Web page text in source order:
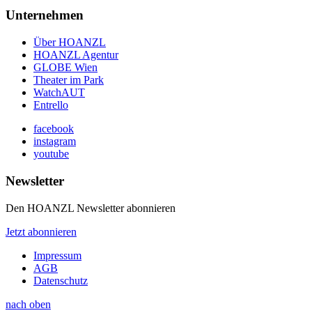
Unternehmen
Über HOANZL
HOANZL Agentur
GLOBE Wien
Theater im Park
WatchAUT
Entrello
facebook
instagram
youtube
Newsletter
Den HOANZL Newsletter abonnieren
Jetzt abonnieren
Impressum
AGB
Datenschutz
nach oben